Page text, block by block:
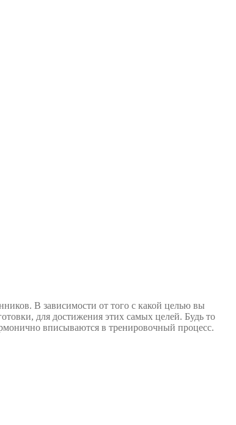
В зависимости от того с какой целью вы
для достижения этих самых целей. Будь то
вписываются в тренировочный процесс.